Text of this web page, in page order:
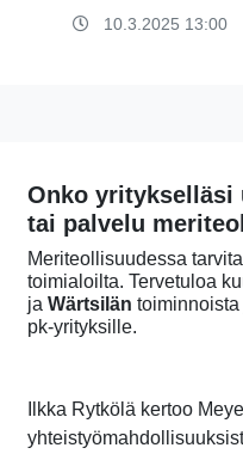
10.3.2025 13:00
Onko yritykselläsi
tai palvelu
Meriteollisuudessa
toimialoilta. Tervetuloa
ja Wärtsilän
pk-yrityksille.
Ilkka Rytkölä kertoo